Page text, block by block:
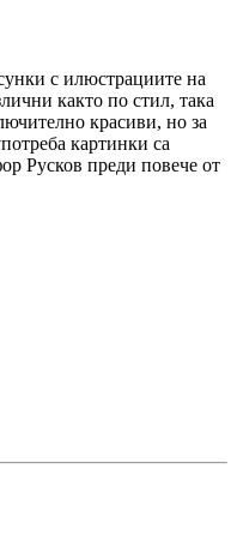
с илюстрациите на
както по стил, така
красиви, но за
картинки са
Русков преди повече от